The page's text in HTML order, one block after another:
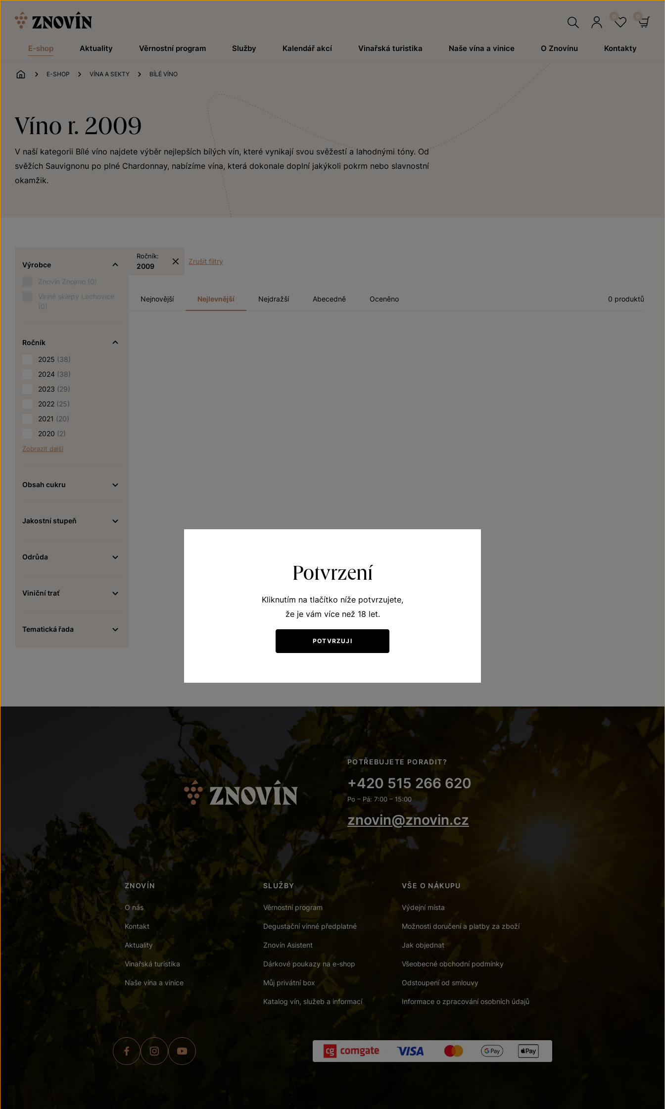
E-shop Aktuality Věrnostní program Služby Kalendář akcí Vinařská turistika Naše vína a vinice O Znovínu Kontakty
ÚVOD
E-SHOP VÍNA A SEKTY BÍLÉ VÍNO
Víno r. 2009
V naší kategorii Bílé víno najdete výběr nejlepších bílých vín, které vynikají svou svěžestí a lahodnými tóny. Od
svěžích Sauvignonu po plné Chardonnay, nabízíme vína, která dokonale doplní jakýkoli pokrm nebo slavnostní
okamžik.
Výrobce
Znovín Znojmo (0)
Vinné sklepy Lechovice
(0)
Ročník
2025 (38)
2024 (38)
2023 (29)
2022 (25)
2021 (20)
2020 (2)
Zobrazit další
Obsah cukru
Jakostní stupeň
Odrůda
Viniční trať
Tematická řada
Ročník:
2009
Zrušit filtry
Nejnovější Nejlevnější Nejdražší Abecedně Oceněno 0 produktů
POTŘEBUJETE PORADIT?
+420 515 266 620
Po – Pá: 7:00 – 15:00
znovin@znovin.cz
ZNOVÍN
O nás
Kontakt
Aktuality
Vinařská turistika
Naše vína a vinice
SLUŽBY
Věrnostní program
Degustační vinné předplatné
Znovín Asistent
Dárkové poukazy na e-shop
Můj privátní box
Katalog vín, služeb a informací
VŠE O NÁKUPU
Výdejní místa
Možnosti doručení a platby za zboží
Jak objednat
Všeobecné obchodní podmínky
Odstoupení od smlouvy
Informace o zpracování osobních údajů
Potvrzení
Kliknutím na tlačítko níže potvrzujete,
že je vám více než 18 let.
POTVRZUJI